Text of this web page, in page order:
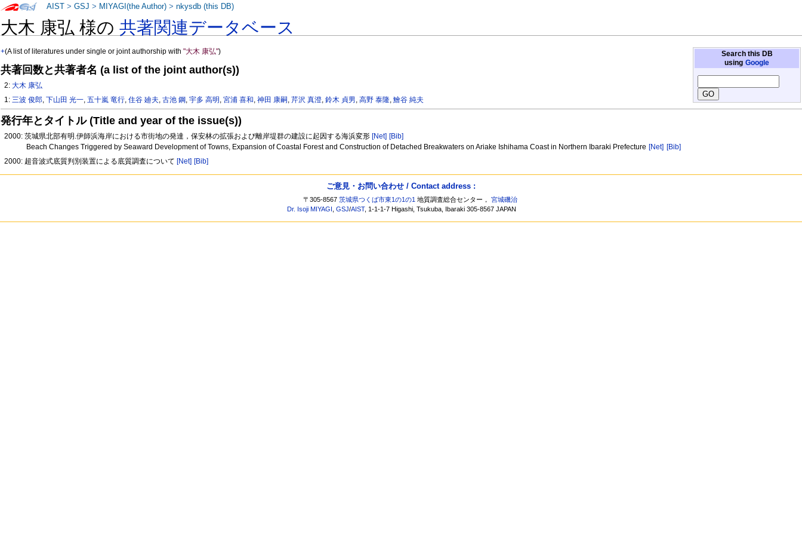
大木 康弘 様の共著関連データベース
Search this DB
using Google
+(A list of literatures under single or joint authorship with"大木 康弘")
共著回数と共著者名 (a list of the joint author(s))
2:大木 康弘
1:三波 俊郎,下山田 光一,五十嵐 竜行,住谷 廸夫,古池 鋼,宇多 高明 ,宮浦 喜和,神田 康嗣 ,芹沢 真澄,鈴木 貞男,高野 泰隆,鱠谷 純夫
発行年とタイトル (Title and year of the issue(s))
2000: 茨城県北部有明.伊師浜海岸における市街地の発達，保安林の拡張および離岸堤群の建設に起因する海浜変形 [Net] [Bib]
Beach Changes Triggered by Seaward Development of Towns, Expansion of Coastal Forest and Construction of Detached Breakwaters on Ariake Ishihama Coast in Northern Ibaraki Prefecture [Net] [Bib]
2000: 超音波式底質判別装置による底質調査について [Net] [Bib]
AIST >GSJ > MIYAGI(the Author) >nkysdb (this DB)
ご意見・お問い合わせ / Contact address :
〒305-8567茨城県つくば市東1の1の1 地質調査総合センター，宮城磯治
Dr. Isoji MIYAGI ,GSJ/AIST, 1-1-1-7 Higashi, Tsukuba, Ibaraki 305-8567 JAPAN